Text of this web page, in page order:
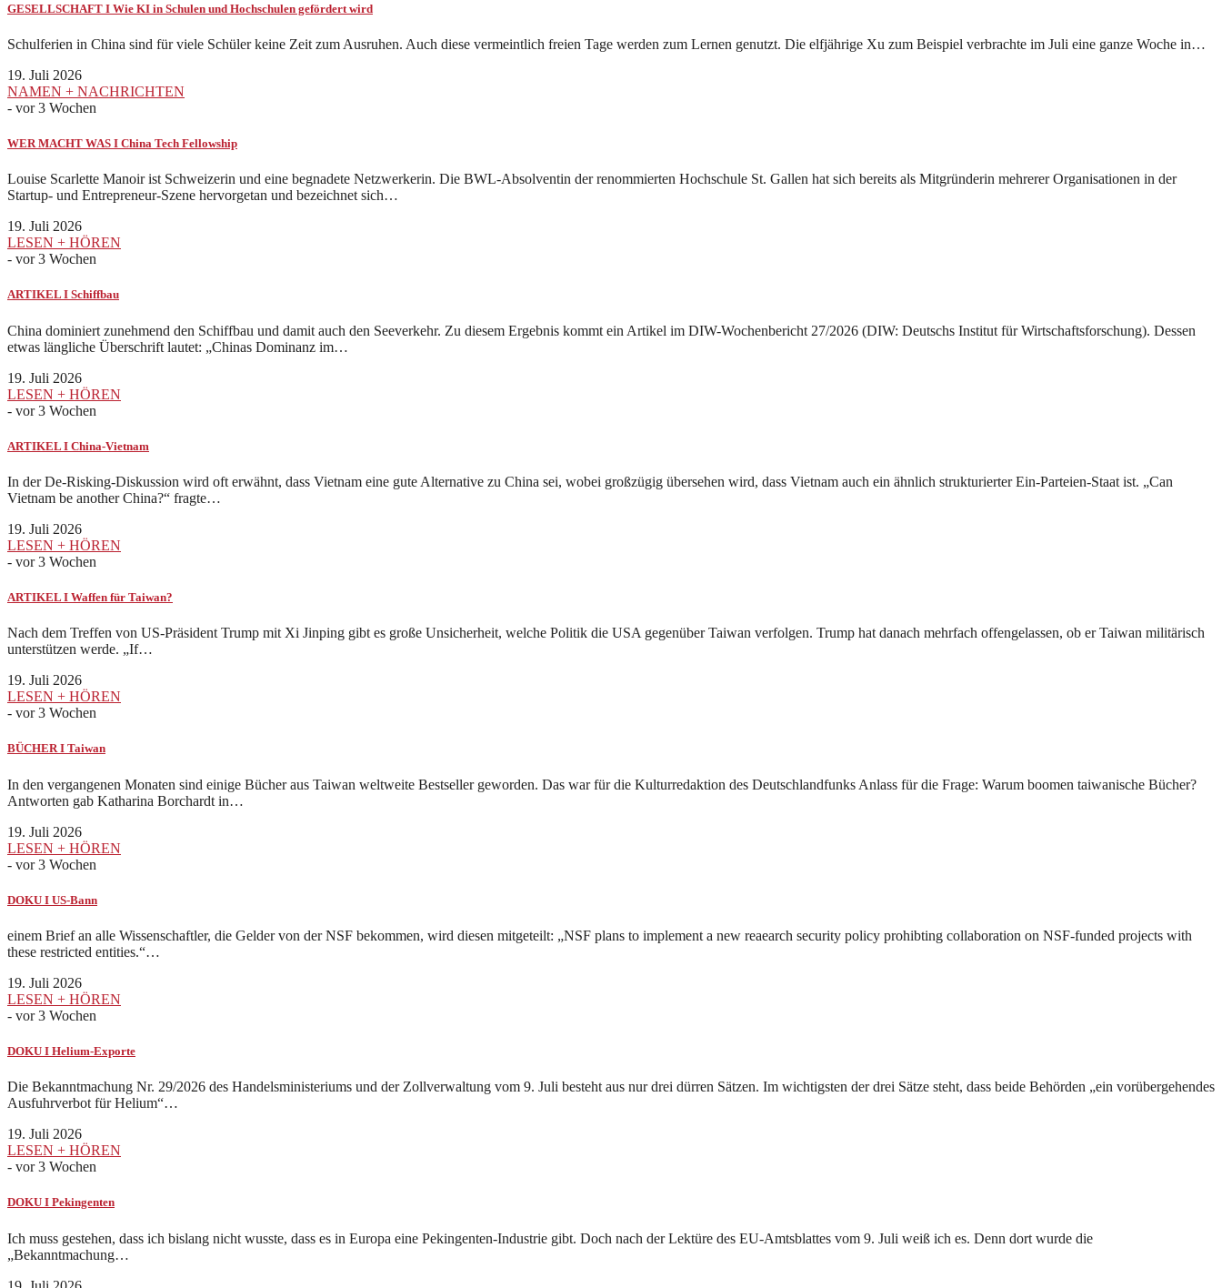
GESELLSCHAFT I Wie KI in Schulen und Hochschulen gefördert wird
Schulferien in China sind für viele Schüler keine Zeit zum Ausruhen. Auch diese vermeintlich freien Tage werden zum Lernen genutzt. Die elfjährige Xu zum Beispiel verbrachte im Juli eine ganze Woche in…
19. Juli 2026
NAMEN + NACHRICHTEN
- vor 3 Wochen
WER MACHT WAS I China Tech Fellowship
Louise Scarlette Manoir ist Schweizerin und eine begnadete Netzwerkerin. Die BWL-Absolventin der renommierten Hochschule St. Gallen hat sich bereits als Mitgründerin mehrerer Organisationen in der
Startup- und Entrepreneur-Szene hervorgetan und bezeichnet sich…
19. Juli 2026
LESEN + HÖREN
- vor 3 Wochen
ARTIKEL I Schiffbau
China dominiert zunehmend den Schiffbau und damit auch den Seeverkehr. Zu diesem Ergebnis kommt ein Artikel im DIW-Wochenbericht 27/2026 (DIW: Deutschs Institut für Wirtschaftsforschung). Dessen
etwas längliche Überschrift lautet: „Chinas Dominanz im…
19. Juli 2026
LESEN + HÖREN
- vor 3 Wochen
ARTIKEL I China-Vietnam
In der De-Risking-Diskussion wird oft erwähnt, dass Vietnam eine gute Alternative zu China sei, wobei großzügig übersehen wird, dass Vietnam auch ein ähnlich strukturierter Ein-Parteien-Staat ist. „Can
Vietnam be another China?“ fragte…
19. Juli 2026
LESEN + HÖREN
- vor 3 Wochen
ARTIKEL I Waffen für Taiwan?
Nach dem Treffen von US-Präsident Trump mit Xi Jinping gibt es große Unsicherheit, welche Politik die USA gegenüber Taiwan verfolgen. Trump hat danach mehrfach offengelassen, ob er Taiwan militärisch
unterstützen werde. „If…
19. Juli 2026
LESEN + HÖREN
- vor 3 Wochen
BÜCHER I Taiwan
In den vergangenen Monaten sind einige Bücher aus Taiwan weltweite Bestseller geworden. Das war für die Kulturredaktion des Deutschlandfunks Anlass für die Frage: Warum boomen taiwanische Bücher?
Antworten gab Katharina Borchardt in…
19. Juli 2026
LESEN + HÖREN
- vor 3 Wochen
DOKU I US-Bann
einem Brief an alle Wissenschaftler, die Gelder von der NSF bekommen, wird diesen mitgeteilt: „NSF plans to implement a new reaearch security policy prohibting collaboration on NSF-funded projects with
these restricted entities.“…
19. Juli 2026
LESEN + HÖREN
- vor 3 Wochen
DOKU I Helium-Exporte
Die Bekanntmachung Nr. 29/2026 des Handelsministeriums und der Zollverwaltung vom 9. Juli besteht aus nur drei dürren Sätzen. Im wichtigsten der drei Sätze steht, dass beide Behörden „ein vorübergehendes
Ausfuhrverbot für Helium“…
19. Juli 2026
LESEN + HÖREN
- vor 3 Wochen
DOKU I Pekingenten
Ich muss gestehen, dass ich bislang nicht wusste, dass es in Europa eine Pekingenten-Industrie gibt. Doch nach der Lektüre des EU-Amtsblattes vom 9. Juli weiß ich es. Denn dort wurde die
„Bekanntmachung…